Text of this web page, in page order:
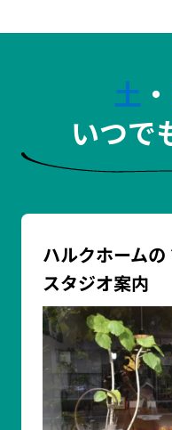
土 ・
いつで
ハルクホームの
スタジオ案内